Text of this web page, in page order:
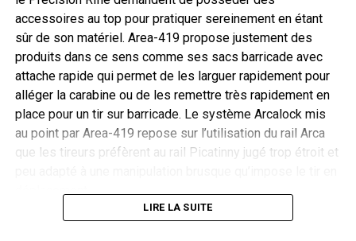
août
2026
2026
au
8
août
2026
Du
7
août
2026
au
9
août
2026
7>9
AOÛT
Championnat de France de Compak Sporting
2026
Crépy
Du
7
août
2026
au
7>9
AOÛT
2026
Crépy
dimanche
DIM
9
AOÛT
Bourse aux armes et militaria de Longues-sur-
Mer
Longues-sur-Mer
Avec sa faible hauteur de 4,40 cm lorsqu’il est replié, le
MOE reste discret et profilé. Les jambes se rangent vers
accessoires au top pour pratiquer sereinement en étant
sûr de son matériel. Area-419 propose justement des
produits dans ce sens comme ses sacs barricade avec
attache rapide qui permet de les larguer rapidement pour
alléger la carabine ou de les remettre très rapidement en
place pour un tir sur barricade. Le système Arcalock mis
au point par Area-419 repose sur l’utilisation du rail Arca
que les tireurs préfèrent au rail Picatinny jugé trop étroit et
LIRE LA SUITE